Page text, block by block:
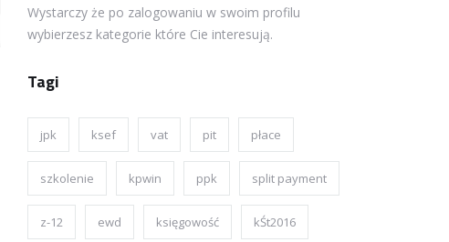
Wystarczy że po zalogowaniu w swoim profilu
wybierzesz kategorie które Cie interesują.
Tagi
jpk ksef vat pit płace
szkolenie kpwin ppk split payment
z-12 ewd księgowość kŚt2016